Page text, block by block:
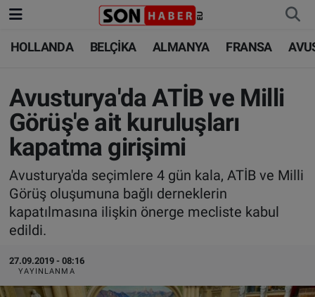
HOLLANDA BELÇİKA ALMANYA FRANSA
Avusturya'da ATİB ve Milli
Görüş'e ait kuruluşları
kapatma girişimi
Avusturya'da seçimlere 4 gün kala, ATİB ve Milli
Görüş oluşumuna bağlı derneklerin
kapatılmasına ilişkin önerge mecliste kabul
edildi.
27.09.2019 - 08:16
YAYINLANMA
HOLLANDA
BELÇİKA
ALMANYA
FRANSA
AVUSTURYA
SAĞLIK - YAŞAM
BİLİM-TEKNOLOJİ
HOLLANDA
BELÇİKA
ALMANYA
TÜRKİYE
DÜNYA
BİLİM-TEKNOLOJİ
SAĞLIK
Nöbetçi Eczaneler
Hava Durumu
Trafik Durumu
Süper Lig Puan Durumu ve Fikstür
Tüm Manşetler
Son Dakika Haberleri
Haber Arşivi